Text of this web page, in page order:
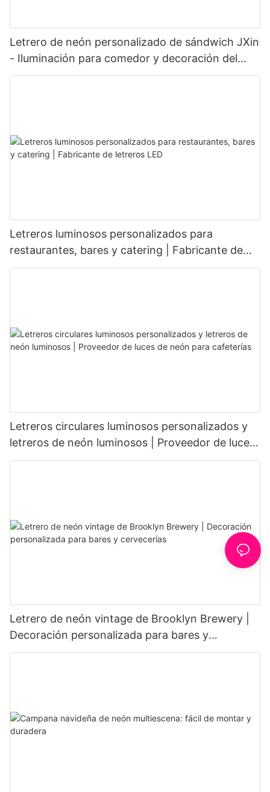
Letrero de neón personalizado de sándwich JXin
- Iluminación para comedor y decoración del
hogar
Letreros luminosos personalizados para
restaurantes, bares y catering | Fabricante de
letreros LED
Letreros circulares luminosos personalizados y
letreros de neón luminosos | Proveedor de luces
de neón para cafeterías
Letrero de neón vintage de Brooklyn Brewery |
Decoración personalizada para bares y
cervecerías